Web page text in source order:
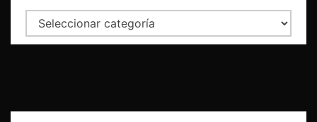
Categorías